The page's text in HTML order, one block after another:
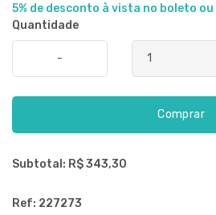
5% de desconto à vista no boleto ou
Quantidade
-
Comprar
Subtotal: R$343,30
Ref: 227273